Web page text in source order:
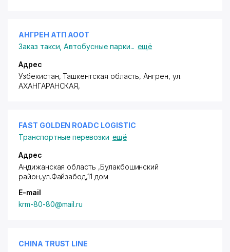
АНГРЕН АТП АООТ
Заказ такси ,Автобусные парки... ещё
Адрес
Узбекистан, Ташкентская область, Ангрен, ул.
АХАНГАРАНСКАЯ,
FAST GOLDEN ROADC LOGISTIC
Транспортные перевозки ещё
Адрес
Андижанская область ,Булакбошинский
район,ул.Файзабод,11 дом
E-mail
krm-80-80@mail.ru
CHINA TRUST LINE